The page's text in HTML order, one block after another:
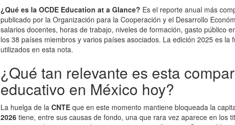
¿Qué es la OCDE Education at a Glance? Es el reporte anual más
publicado por la Organización para la Cooperación y el Desarrollo
salarios docentes, horas de trabajo, niveles de formación, gasto público
los 38 países miembros y varios países asociados. La edición 2025 es la
utilizados en esta nota.
¿Qué tan relevante es esta
educativo en México hoy?
La huelga de la CNTE que en este momento mantiene bloqueada la
2026 tiene, entre sus causas de fondo, una que rara vez aparece en los